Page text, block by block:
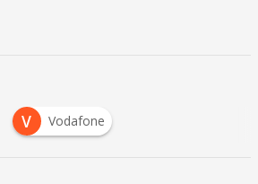
V Vodafone